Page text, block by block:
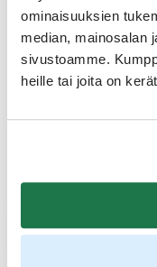
ominaisuuksien
median, mainosalan
sivustoamme.
heille tai joita on
"Kainuun ja Pohjois-
vaikuttajamatka, jolle
tavoittavia sosiaalisen
Savon, Kymenlaakson
Pohjois-Karjala, Etelä-
Lisätietoja medialle